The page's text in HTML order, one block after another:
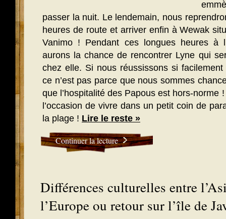
passer la nuit. Le lendemain, nous
heures de route et arriver enfin à Wewak
Vanimo ! Pendant ces longues heures à
aurons la chance de rencontrer Lyne qui
chez elle. Si nous réussissons si
ce n’est pas parce que nous sommes
que l’hospitalité des Papous est hors-norme
l’occasion de vivre dans un petit coin de
la plage ! Lire le reste »
Continuer la lecture
Différences culturelles entre
l’Europe ou retour sur l’île de